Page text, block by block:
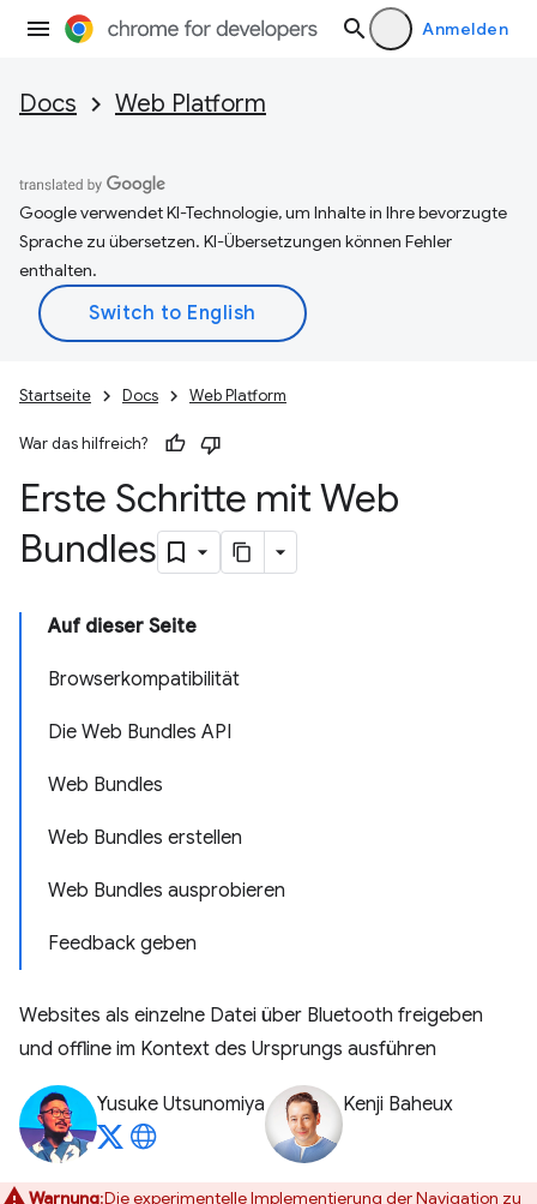
Anmelden
Docs Web Platform
Google verwendet KI-Technologie, um Inhalte in Ihre bevorzugte
Sprache zu übersetzen. KI-Übersetzungen können Fehler
enthalten.
Startseite Docs Web Platform
War das hilfreich?
Erste Schritte mit Web
Bundles
Auf dieser Seite
Browserkompatibilität
Die Web Bundles API
Web Bundles
Web Bundles erstellen
Web Bundles ausprobieren
Feedback geben
Websites als einzelne Datei über Bluetooth freigeben
und offline im Kontext des Ursprungs ausführen
Yusuke Utsunomiya Kenji Baheux
Warnung:Die experimentelle Implementierung der Navigation zu